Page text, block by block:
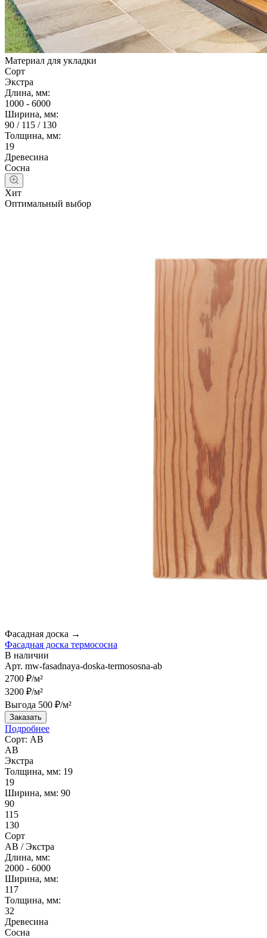
Материал для укладки
Сорт
Экстра
Длина, мм:
1000 - 6000
Ширина, мм:
90 / 115 / 130
Толщина, мм:
19
Древесина
Сосна
Хит
Оптимальный выбор
Фасадная доска →
Фасадная доска термососна
В наличии
Арт. mw-fasadnaya-doska-termososna-ab
2700 ₽/м²
3200 ₽/м²
Выгода 500 ₽/м²
Заказать
Подробнее
Сорт: АВ
АВ
Экстра
Толщина, мм: 19
19
Ширина, мм: 90
90
115
130
Сорт
АВ / Экстра
Длина, мм:
2000 - 6000
Ширина, мм:
117
Толщина, мм:
32
Древесина
Сосна